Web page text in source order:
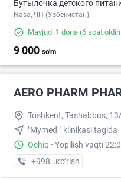
Бутылочка детского
Nasa, ЧП (Узбекистан)
Mavjud: 1 dona (6 soat
9 000 so'm
AERO PHARM
Toshkent, Tashabbus,
"Mymed " klinikasi tagida
Ochiq · Yopilish vaqti
+998 (70) XXX-XX-XX
кo’rish